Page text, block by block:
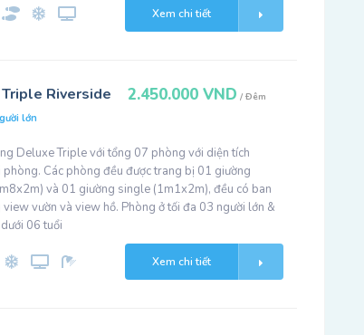
Xem chi tiết
Riverside
lớn
2.450.000 VND / Đêm
Deluxe Triple với tổng 07 phòng với diện tích
Các phòng đều được trang bị 01 giường
và 01 giường single (1m1x2m), đều có ban
vườn và view hồ. Phòng ở tối đa 03 người lớn &
06 tuổi
Xem chi tiết